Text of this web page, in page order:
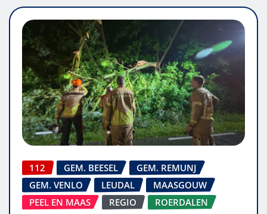
112 GEM. BEESEL
GEM. REMUNJ
GEM. VENLO
LEUDAL
MAASGOUW
PEEL EN MAAS
REGIO ROERDALEN